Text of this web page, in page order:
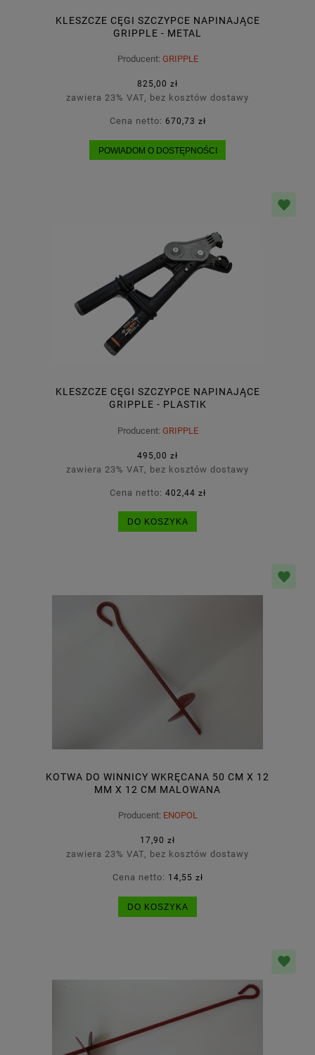
KLESZCZE CĘGI SZCZYPCE NAPINAJĄCE
GRIPPLE - METAL
Producent: GRIPPLE
825,00 zł
zawiera 23% VAT, bez kosztów dostawy
Cena netto: 670,73 zł
POWIADOM O DOSTĘPNOŚCI
KLESZCZE CĘGI SZCZYPCE NAPINAJĄCE
GRIPPLE - PLASTIK
Producent: GRIPPLE
495,00 zł
zawiera 23% VAT, bez kosztów dostawy
Cena netto: 402,44 zł
DO KOSZYKA
KOTWA DO WINNICY WKRĘCANA 50 CM X 12
MM X 12 CM MALOWANA
Producent: ENOPOL
17,90 zł
zawiera 23% VAT, bez kosztów dostawy
Cena netto: 14,55 zł
DO KOSZYKA